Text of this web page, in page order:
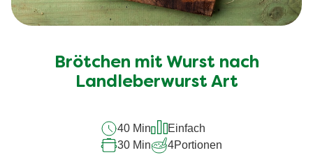
Brötchen mit Wurst nach
Landleberwurst Art
40 Min
Einfach
30 Min
4Portionen